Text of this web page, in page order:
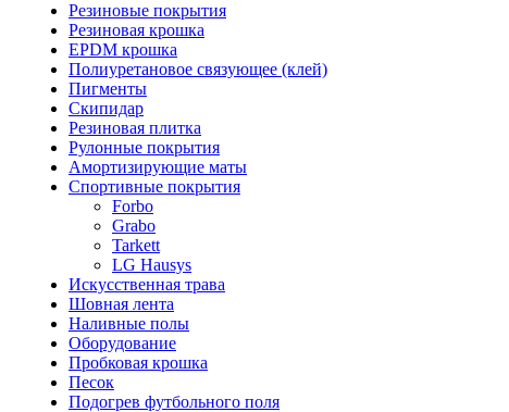
Резиновые покрытия
Резиновая крошка
EPDM крошка
Полиуретановое связующее (клей)
Пигменты
Скипидар
Резиновая плитка
Рулонные покрытия
Амортизирующие маты
Спортивные покрытия
Forbo
Grabo
Tarkett
LG Hausys
Искусственная трава
Шовная лента
Наливные полы
Оборудование
Пробковая крошка
Песок
Подогрев футбольного поля